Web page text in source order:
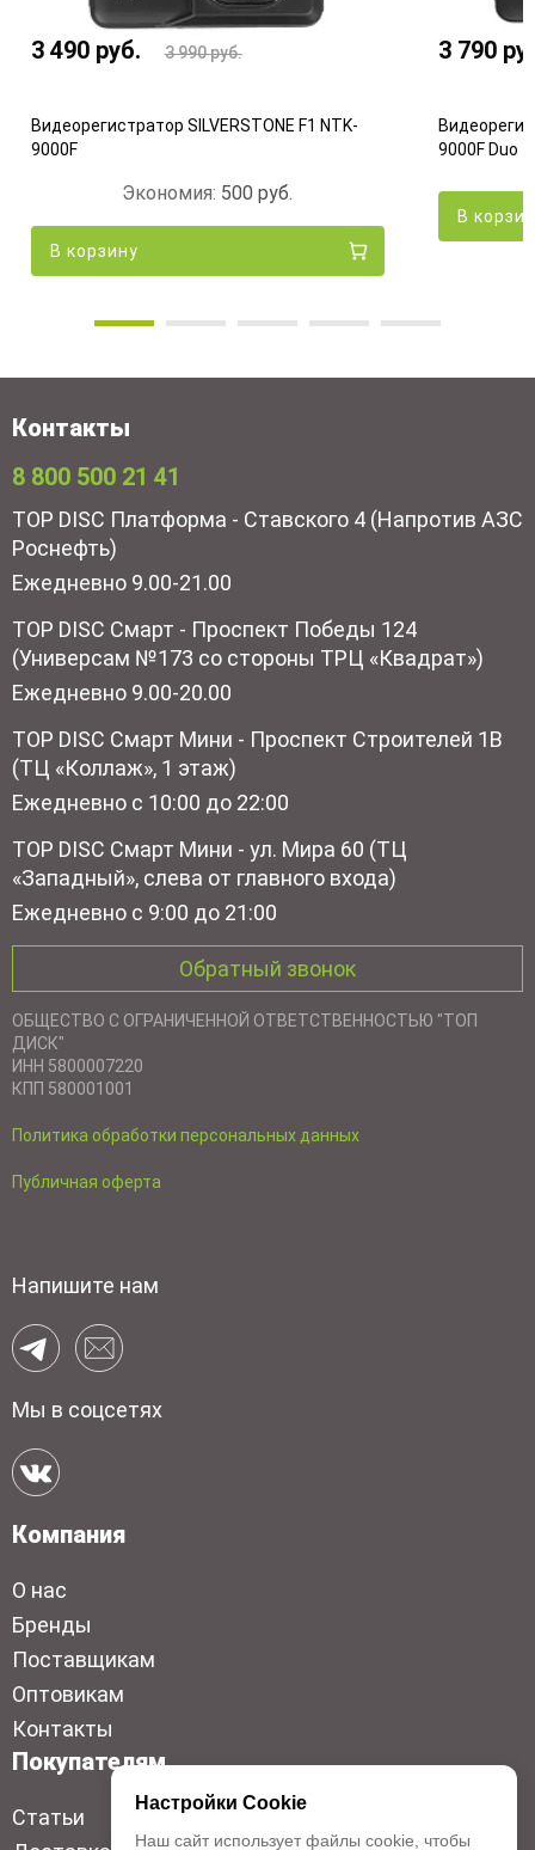
3 490 руб. 3 990руб.
Видеорегистратор SILVERSTONE F1 NTK-
9000F
Экономия: 500руб.
В корзину
3 790
9000F Duo
В
Контакты
8 800 500 21 41
TOP DISC Платформа - Ставского 4 (Напротив АЗС
Роснефть)
Ежедневно 9.00-21.00
TOP DISC Смарт - Проспект Победы 124
(Универсам №173 со стороны ТРЦ «Квадрат»)
Ежедневно 9.00-20.00
TOP DISC Смарт Мини - Проспект Строителей 1В
(ТЦ «Коллаж», 1 этаж)
Ежедневно с 10:00 до 22:00
TOP DISC Смарт Мини - ул. Мира 60 (ТЦ
«Западный», слева от главного входа)
Ежедневно с 9:00 до 21:00
Обратный звонок
ОБЩЕСТВО С ОГРАНИЧЕННОЙ ОТВЕТСТВЕННОСТЬЮ "ТОП
ДИСК"
ИНН 5800007220
КПП 580001001
Политика обработки персональных данных
Публичная оферта
Напишите нам
Мы в соцсетях
Компания
О нас
Бренды
Поставщикам
Оптовикам
Контакты
Покупателям
Статьи
Настройки Cookie
Наш сайт использует файлы cookie, чтобы